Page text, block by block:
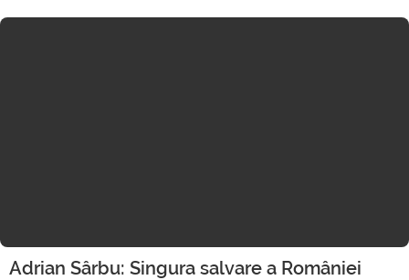
Adrian Sârbu: Singura salvare a României